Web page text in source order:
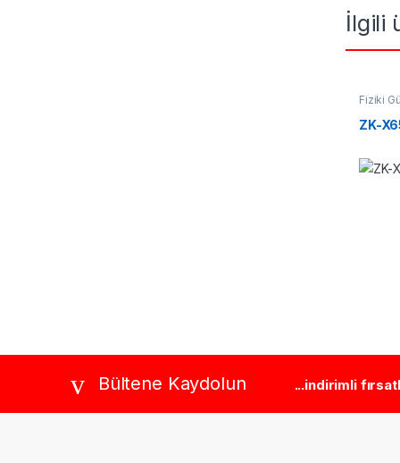
İlgili
Fiziki
ZK-
Brands CarouselBültene Kaydolun ...indirimli